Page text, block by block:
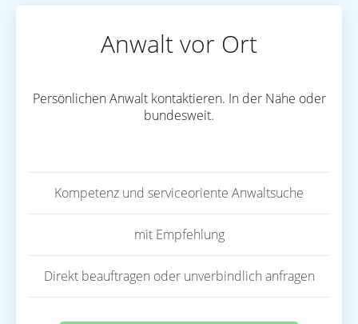
Anwalt vor Ort
Persönlichen Anwalt kontaktieren. In der Nähe oder
bundesweit.
Kompetenz und serviceoriente Anwaltsuche
mit Empfehlung
Direkt beauftragen oder unverbindlich anfragen